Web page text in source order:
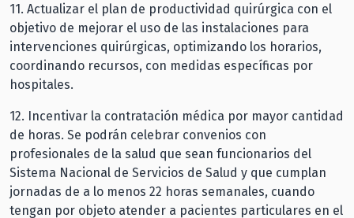
11.⁠ ⁠Actualizar el plan de productividad quirúrgica con el
objetivo de mejorar el uso de las instalaciones para
intervenciones quirúrgicas, optimizando los horarios,
coordinando recursos, con medidas específicas por
hospitales.
12.⁠ ⁠Incentivar la contratación médica por mayor cantidad
de horas. Se podrán celebrar convenios con
profesionales de la salud que sean funcionarios del
Sistema Nacional de Servicios de Salud y que cumplan
jornadas de a lo menos 22 horas semanales, cuando
tengan por objeto atender a pacientes particulares en el